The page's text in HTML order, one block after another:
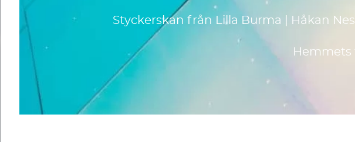
Styckerskan från Lilla Burma | Håkan
Hemmets